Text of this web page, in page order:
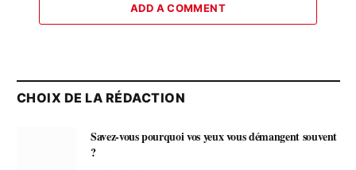
ADD A COMMENT
CHOIX DE LA RÉDACTION
Savez-vous pourquoi vos yeux vous démangent souvent
?